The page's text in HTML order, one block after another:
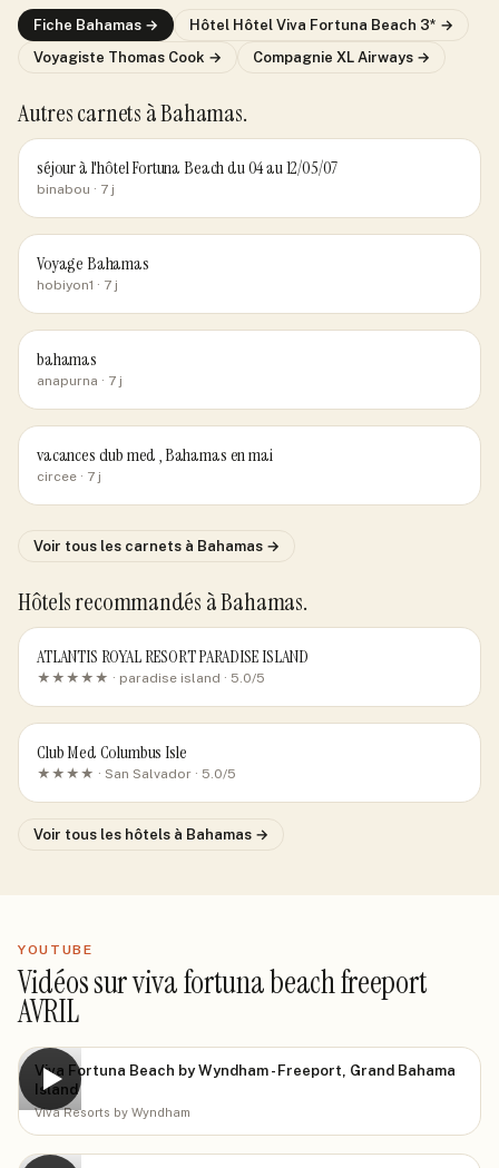
Fiche Bahamas → Hôtel Hôtel Viva Fortuna Beach 3* →
Voyagiste Thomas Cook → Compagnie XL Airways →
Autres carnets à Bahamas.
séjour à l'hôtel Fortuna Beach du 04 au 12/05/07
binabou · 7 j
Voyage Bahamas
hobiyon1 · 7 j
bahamas
anapurna · 7 j
vacances club med , Bahamas en mai
circee · 7 j
Voir tous les carnets à Bahamas →
Hôtels recommandés à Bahamas.
ATLANTIS ROYAL RESORT PARADISE ISLAND
★★★★★ · paradise island · 5.0/5
Club Med Columbus Isle
★★★★ · San Salvador · 5.0/5
Voir tous les hôtels à Bahamas →
YOUTUBE
Vidéos sur viva fortuna beach freeport
AVRIL
▶
Viva Fortuna Beach by Wyndham - Freeport, Grand Bahama
Island
Viva Resorts by Wyndham